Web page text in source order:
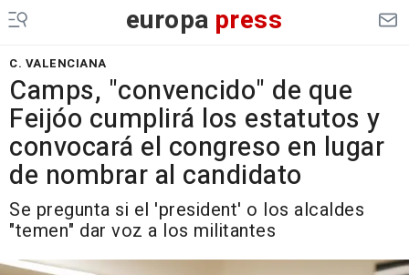
europa press
C. VALENCIANA
Camps, "convencido" de que
Feijóo cumplirá los estatutos y
convocará el congreso en lugar
de nombrar al candidato
Se pregunta si el 'president' o los alcaldes
"temen" dar voz a los militantes